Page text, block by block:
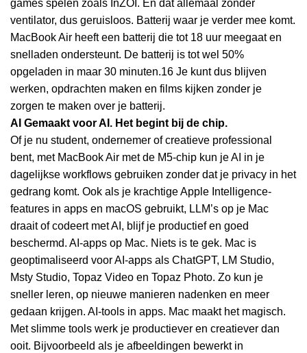
games spelen zoals InZOI. En dat allemaal zonder
ventilator, dus geruisloos. Batterij waar je verder mee komt.
MacBook Air heeft een batterij die tot 18 uur meegaat en
snelladen ondersteunt. De batterij is tot wel 50%
opgeladen in maar 30 minuten.16 Je kunt dus blijven
werken, opdrachten maken en films kijken zonder je
zorgen te maken over je batterij.
AI Gemaakt voor AI. Het begint bij de chip.
Of je nu student, ondernemer of creatieve professional
bent, met MacBook Air met de M5-chip kun je AI in je
dagelijkse workflows gebruiken zonder dat je privacy in het
gedrang komt. Ook als je krachtige Apple Intelligence-
features in apps en macOS gebruikt, LLM’s op je Mac
draait of codeert met AI, blijf je productief en goed
beschermd. AI-apps op Mac. Niets is te gek. Mac is
geoptimaliseerd voor AI-apps als ChatGPT, LM Studio,
Msty Studio, Topaz Video en Topaz Photo. Zo kun je
sneller leren, op nieuwe manieren nadenken en meer
gedaan krijgen. AI-tools in apps. Mac maakt het magisch.
Met slimme tools werk je productiever en creatiever dan
ooit. Bijvoorbeeld als je afbeeldingen bewerkt in